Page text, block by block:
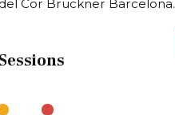
Cor Bruckner Barcelona.